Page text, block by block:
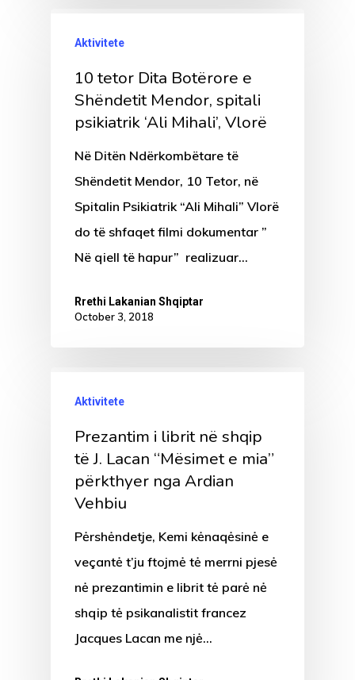
Aktivitete
10 tetor Dita Botërore e
Shëndetit Mendor, spitali
psikiatrik ‘Ali Mihali’, Vlorë
Në Ditën Ndërkombëtare të
Shëndetit Mendor, 10 Tetor, në
Spitalin Psikiatrik “Ali Mihali” Vlorë
do të shfaqet filmi dokumentar ”
Në qiell të hapur” realizuar…
Rrethi Lakanian Shqiptar
October 3, 2018
Aktivitete
Prezantim i librit në shqip
të J. Lacan “Mësimet e mia”
përkthyer nga Ardian
Vehbiu
Pėrshėndetje, Kemi kėnaqėsinė e
veçantė t’ju ftojmė tė merrni pjesė
nė prezantimin e librit tė parė nė
shqip tė psikanalistit francez
Jacques Lacan me njė…